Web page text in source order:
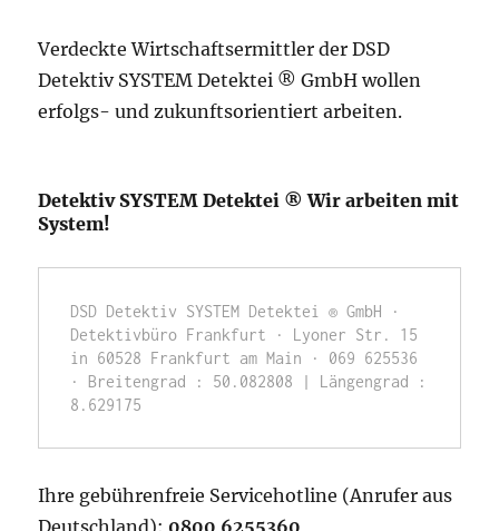
Verdeckte Wirtschaftsermittler der DSD
Detektiv SYSTEM Detektei ® GmbH wollen
erfolgs- und zukunftsorientiert arbeiten.
Detektiv SYSTEM Detektei ® Wir arbeiten mit
System!
DSD Detektiv SYSTEM Detektei ® GmbH ·
Detektivbüro Frankfurt · Lyoner Str. 15
in 60528 Frankfurt am Main · 069 625536
· Breitengrad : 50.082808 | Längengrad :
8.629175
Ihre gebührenfreie Servicehotline (Anrufer aus